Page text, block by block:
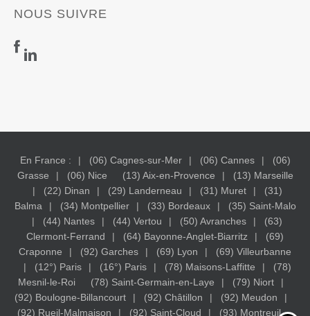
NOUS SUIVRE
En France : (06) Cagnes-sur-Mer (06) Cannes
(06)
Grasse
(06) Nice (13) Aix-en-Provence
(13) Marseille
(22) Dinan
(29) Landerneau (31) Muret
(31)
Balma
(34) Montpellier (33) Bordeaux
(35) Saint-Malo
(44) Nantes
(44) Vertou (50) Avranches
(63)
Clermont-Ferrand
(64) Bayonne-Anglet-Biarritz
(69)
Craponne
(92) Garches (69) Lyon
(69) Villeurbanne
(12°) Paris
(16°) Paris (78) Maisons-Laffitte
(78)
Mesnil-le-Roi
(78) Saint-Germain-en-Laye
(79) Niort
(92) Boulogne-Billancourt
(92) Châtillon
(92) Meudon
(92) Rueil-Malmaison
(92) Saint-Cloud (93) Montreuil